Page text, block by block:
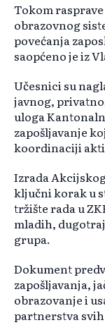
Tokom
obrazovnog
povećanja
saopćeno je iz
Učesnici su
javnog,
uloga
zapošljavanje
koordinaciji
Izrada
ključni korak u
tržište rada u
mladih,
grupa.
Dokument
zapošljavanja,
obrazovanje i
partnerstva